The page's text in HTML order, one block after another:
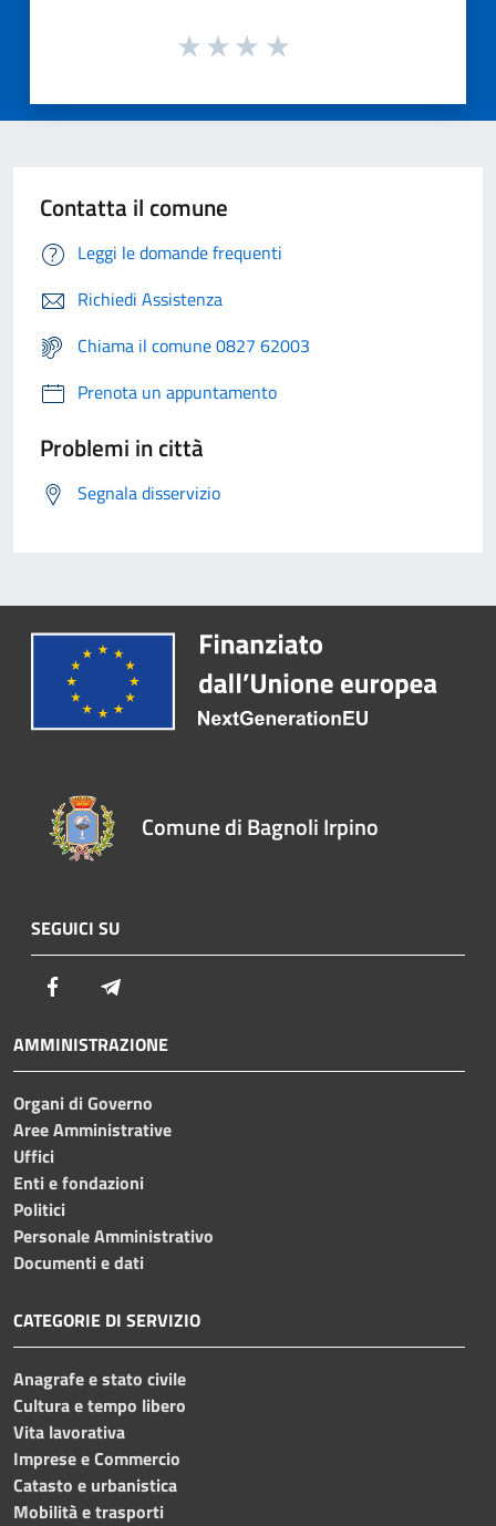
Contatta il comune
Leggi le domande frequenti
Richiedi Assistenza
Chiama il comune 0827 62003
Prenota un appuntamento
Problemi in città
Segnala disservizio
Comune di Bagnoli Irpino
SEGUICI SU
Facebook
AMMINISTRAZIONE
Organi di Governo
Aree Amministrative
Uffici
Enti e fondazioni
Politici
Personale Amministrativo
Documenti e dati
CATEGORIE DI SERVIZIO
Anagrafe e stato civile
Cultura e tempo libero
Vita lavorativa
Imprese e Commercio
Catasto e urbanistica
Mobilità e trasporti